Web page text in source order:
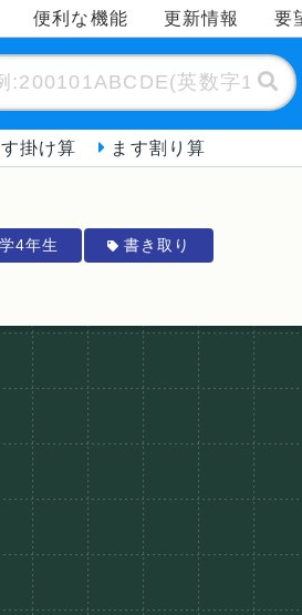
便利な機能 更新情報 要
す掛け算 ます割り算
4年生 書き取り